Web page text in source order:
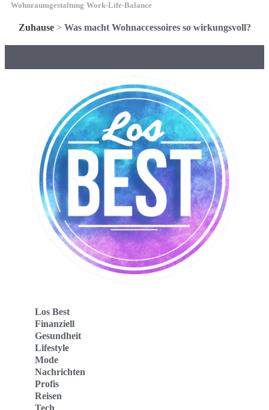
Wohnraumgestaltung Work-Life-Balance
Zuhause> Was macht Wohnaccessoires so wirkungsvoll?
Los Best
Finanziell
Gesundheit
Lifestyle
Mode
Nachrichten
Profis
Reisen
Tech